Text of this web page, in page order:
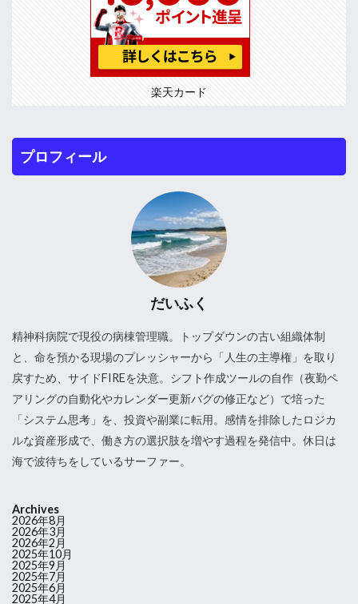
楽天カード
プロフィール
だいふく
精神科病院で現役の病棟管理職。トップダウンの古い組織体制
と、命を預かる現場のプレッシャーから「人生の主導権」を取り
戻すため、サイドFIREを決意。シフト作成ツールの自作（夜勤ペ
アリングの自動化やカレンダー更新バグの修正など）で培った
「システム思考」を、投資や副業に転用。感情を排除したロジカ
ルな資産形成で、働き方の選択肢を増やす過程を発信中。休日は
海で波待ちをしているサーファー。
Archives
2026年8月
2026年3月
2026年2月
2025年10月
2025年9月
2025年7月
2025年6月
2025年4月